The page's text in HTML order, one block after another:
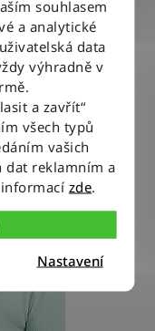
souhlasem
a analytické
data
výhradně v
a zavřít“
všech typů
vašich
dat reklamním a
zde.
Nastavení